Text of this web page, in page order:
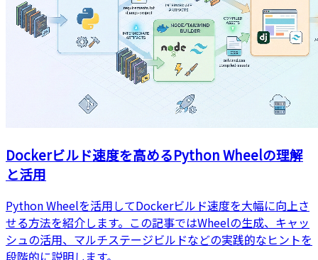
Dockerビルド速度を高めるPython Wheelの理解
と活用
Python Wheelを活用してDockerビルド速度を大幅に向上さ
せる方法を紹介します。この記事ではWheelの生成、キャッ
シュの活用、マルチステージビルドなどの実践的なヒントを
段階的に説明します。